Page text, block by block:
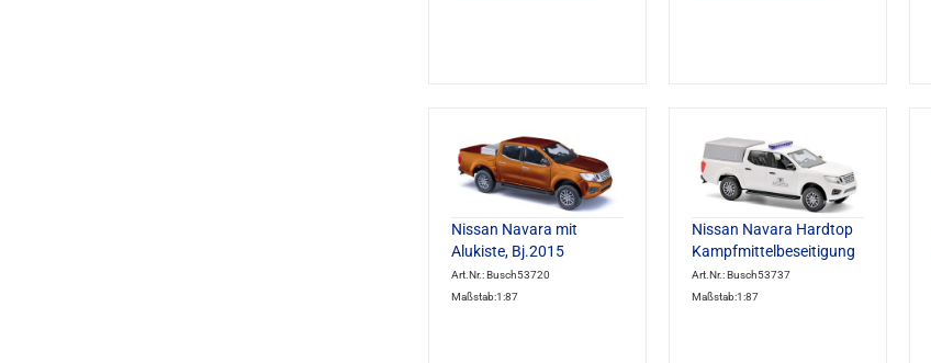
Nissan Navara mit
Alukiste, Bj.2015
Art.Nr.: Busch53720
Maßstab:1:87
Nissan Navara Hardtop
Kampfmittelbeseitigung
Art.Nr.: Busch53737
Maßstab:1:87